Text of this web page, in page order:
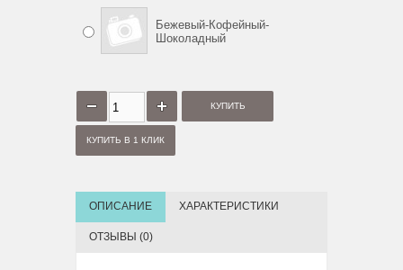
Бежевый-Кофейный-
Шоколадный
КУПИТЬ В 1 КЛИК
ОПИСАНИЕ ХАРАКТЕРИСТИКИ
ОТЗЫВЫ (0)